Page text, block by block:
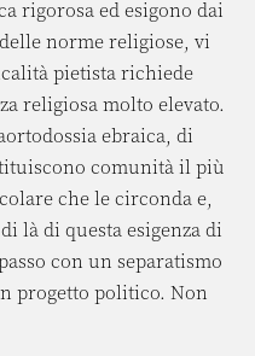
rigorosa ed esigono dai
norme religiose, vi
pietista richiede
religiosa molto elevato.
ebraica, di
comunità il più
che le circonda e,
là di questa esigenza di
con un separatismo
progetto politico. Non